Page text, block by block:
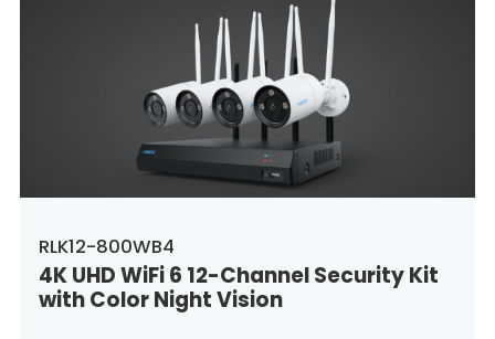
Malta,Malaysia,
Panama, Peru,Philippines,
Portugal,Qatar,Romania,
Sweden,Singapore,Slovenia,
Thailand,Turkey,Trinidad and
United States, Vietnam,
RLK12-800WB4
4K UHD WiFi 6 12-Channel Security Kit
with Color Night Vision